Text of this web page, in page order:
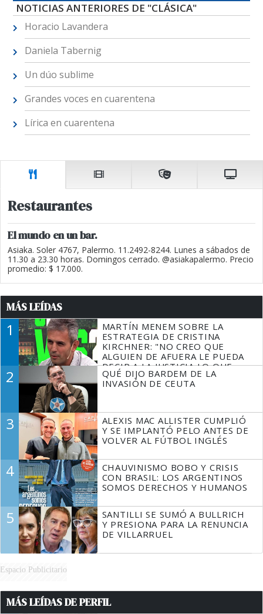
NOTICIAS ANTERIORES DE "CLÁSICA"
Horacio Lavandera
Daniela Tabernig
Un dúo sublime
Grandes voces en cuarentena
Lírica en cuarentena
Restaurantes
El mundo en un bar.
Asiaka. Soler 4767, Palermo. 11.2492-8244. Lunes a sábados de
11.30 a 23.30 horas. Domingos cerrado. @asiakapalermo. Precio
promedio: $ 17.000.
MÁS LEÍDAS
1
MARTÍN MENEM SOBRE LA
ESTRATEGIA DE CRISTINA
KIRCHNER: "NO CREO QUE
ALGUIEN DE AFUERA LE PUEDA
DECIR A LA JUSTICIA LO QUE
TIENE QUE HACER"
2
QUÉ DIJO BARDEM DE LA
INVASIÓN DE CEUTA
3
ALEXIS MAC ALLISTER CUMPLIÓ
Y SE IMPLANTÓ PELO ANTES DE
VOLVER AL FÚTBOL INGLÉS
4
CHAUVINISMO BOBO Y CRISIS
CON BRASIL: LOS ARGENTINOS
SOMOS DERECHOS Y HUMANOS
5
SANTILLI SE SUMÓ A BULLRICH
Y PRESIONA PARA LA RENUNCIA
DE VILLARRUEL
Espacio Publicitario
MÁS LEÍDAS DE PERFIL